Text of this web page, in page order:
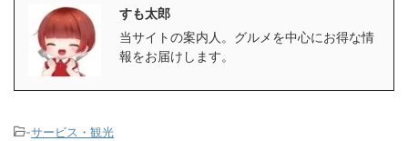
すも太郎
当サイトの案内人。グルメを中心にお得な情
報をお届けします。
-サービス・観光